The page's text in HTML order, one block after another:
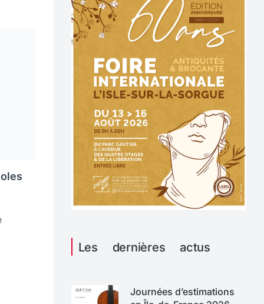
Les dernières actus
Journées d’estimations